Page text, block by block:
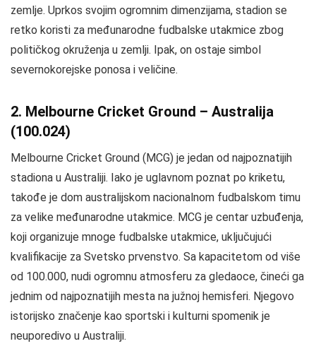
zemlje. Uprkos svojim ogromnim dimenzijama, stadion se
retko koristi za međunarodne fudbalske utakmice zbog
političkog okruženja u zemlji. Ipak, on ostaje simbol
severnokorejske ponosa i veličine.
2. Melbourne Cricket Ground – Australija
(100.024)
Melbourne Cricket Ground (MCG) je jedan od najpoznatijih
stadiona u Australiji. Iako je uglavnom poznat po kriketu,
takođe je dom australijskom nacionalnom fudbalskom timu
za velike međunarodne utakmice. MCG je centar uzbuđenja,
koji organizuje mnoge fudbalske utakmice, uključujući
kvalifikacije za Svetsko prvenstvo. Sa kapacitetom od više
od 100.000, nudi ogromnu atmosferu za gledaoce, čineći ga
jednim od najpoznatijih mesta na južnoj hemisferi. Njegovo
istorijsko značenje kao sportski i kulturni spomenik je
neuporedivo u Australiji.